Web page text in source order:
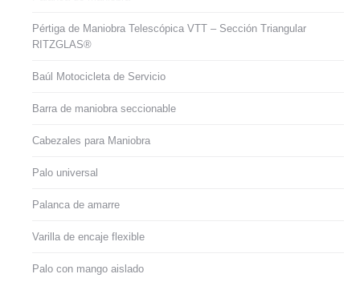
Pértiga de Maniobra Telescópica VTT – Sección Triangular
RITZGLAS®
Baúl Motocicleta de Servicio
Barra de maniobra seccionable
Cabezales para Maniobra
Palo universal
Palanca de amarre
Varilla de encaje flexible
Palo con mango aislado